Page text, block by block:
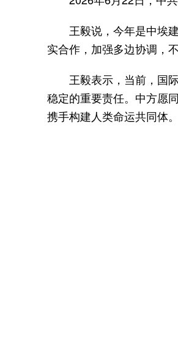
王毅说，今年是中埃
实合作，加强多边协调，
王毅表示，当前，国
稳定的重要责任。中方愿
携手构建人类命运共同体。